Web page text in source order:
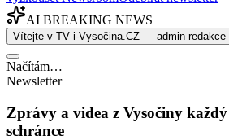
AI BREAKING NEWS
Vítejte v TV i-Vysočina.CZ — admin redakce
Načítám…
Newsletter
Zprávy a videa z Vysočiny
schránce